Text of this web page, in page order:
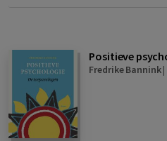
Positieve
Fredrike Bannink|